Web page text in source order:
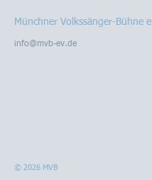
Münchner Volkssänger-Bühne
info@mvb-ev.de
© 2026 MVB